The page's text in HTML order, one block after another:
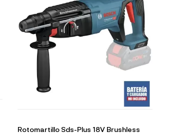
Rotomartillo Sds-Plus 18V Brushless